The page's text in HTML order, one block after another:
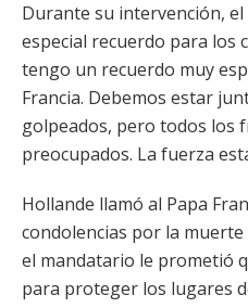
Durante su intervención,
especial recuerdo para los
tengo un recuerdo muy
Francia. Debemos estar
golpeados, pero todos los
preocupados. La fuerza
Hollande llamó al Papa
condolencias por la muerte
el mandatario le prometió
para proteger los lugares